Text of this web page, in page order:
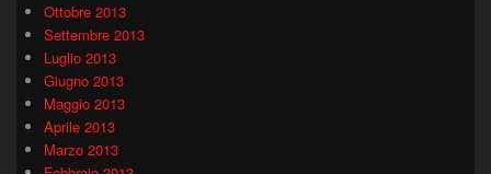
Ottobre 2013
Settembre 2013
Luglio 2013
Giugno 2013
Maggio 2013
Aprile 2013
Marzo 2013